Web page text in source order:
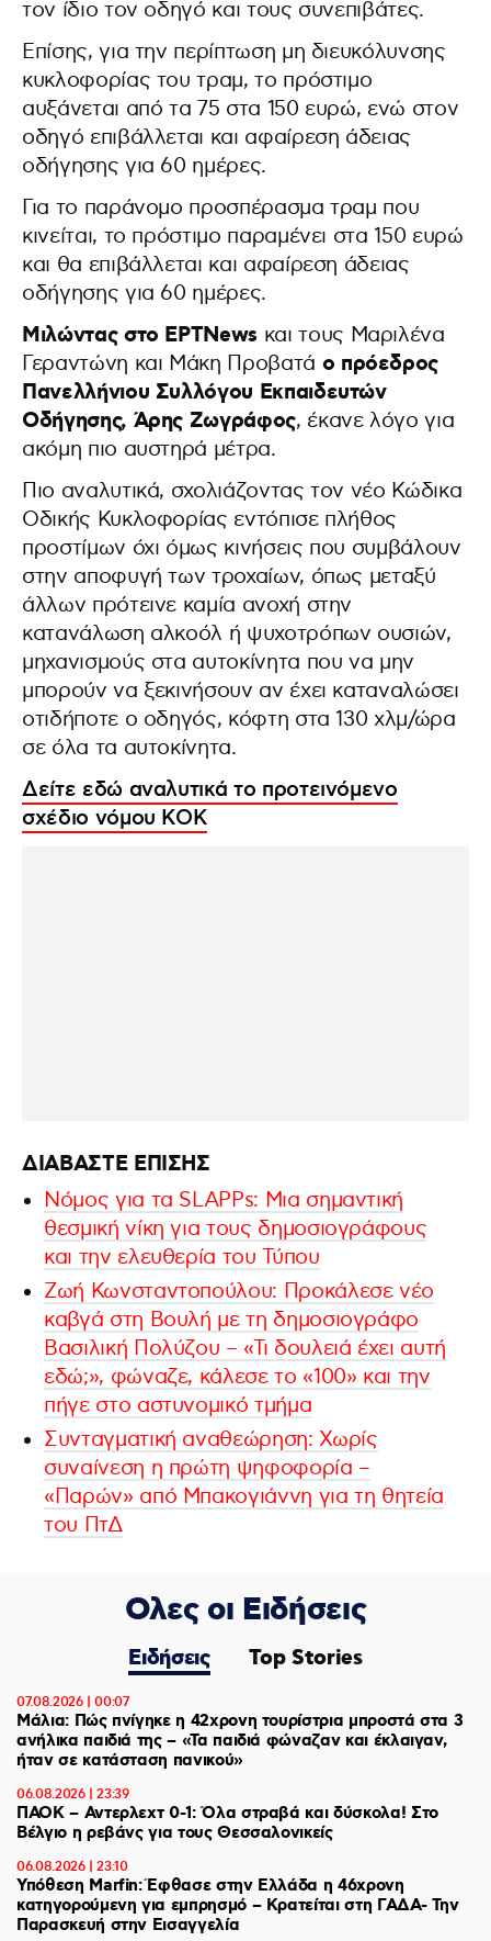
τον ίδιο τον οδηγό και τους συνεπιβάτες.
Επίσης, για την περίπτωση μη διευκόλυνσης
κυκλοφορίας του τραμ, το πρόστιμο
αυξάνεται από τα 75 στα 150 ευρώ, ενώ στον
οδηγό επιβάλλεται και αφαίρεση άδειας
οδήγησης για 60 ημέρες.
Για το παράνομο προσπέρασμα τραμ που
κινείται, το πρόστιμο παραμένει στα 150 ευρώ
και θα επιβάλλεται και αφαίρεση άδειας
οδήγησης για 60 ημέρες.
Μιλώντας στο ΕΡΤNews και τους Μαριλένα
Γεραντώνη και Μάκη Προβατά ο πρόεδρος
Πανελλήνιου Συλλόγου Εκπαιδευτών
Οδήγησης, Άρης Ζωγράφος, έκανε λόγο για
ακόμη πιο αυστηρά μέτρα.
Πιο αναλυτικά, σχολιάζοντας τον νέο Κώδικα
Οδικής Κυκλοφορίας εντόπισε πλήθος
προστίμων όχι όμως κινήσεις που συμβάλουν
στην αποφυγή των τροχαίων, όπως μεταξύ
άλλων πρότεινε καμία ανοχή στην
κατανάλωση αλκοόλ ή ψυχοτρόπων ουσιών,
μηχανισμούς στα αυτοκίνητα που να μην
μπορούν να ξεκινήσουν αν έχει καταναλώσει
οτιδήποτε ο οδηγός, κόφτη στα 130 χλμ/ώρα
σε όλα τα αυτοκίνητα.
Δείτε εδώ αναλυτικά το προτεινόμενο
σχέδιο νόμου ΚΟΚ
ΔΙΑΒΑΣΤΕ ΕΠΙΣΗΣ
Νόμος για τα SLAPPs: Μια σημαντική
θεσμική νίκη για τους δημοσιογράφους
και την ελευθερία του Τύπου
Ζωή Κωνσταντοπούλου: Προκάλεσε νέο
καβγά στη Βουλή με τη δημοσιογράφο
Βασιλική Πολύζου – «Τι δουλειά έχει αυτή
εδώ;», φώναζε, κάλεσε το «100» και την
πήγε στο αστυνομικό τμήμα
Συνταγματική αναθεώρηση: Χωρίς
συναίνεση η πρώτη ψηφοφορία –
«Παρών» από Μπακογιάννη για τη θητεία
του ΠτΔ
Ολες οι Ειδήσεις
Ειδήσεις Top Stories
07.08.2026 | 00:07
Μάλια: Πώς πνίγηκε η 42χρονη τουρίστρια μπροστά στα 3
ανήλικα παιδιά της – «Τα παιδιά φώναζαν και έκλαιγαν,
ήταν σε κατάσταση πανικού»
06.08.2026 | 23:39
ΠΑΟΚ – Αντερλεχτ 0-1: Όλα στραβά και δύσκολα! Στο
Βέλγιο η ρεβάνς για τους Θεσσαλονικείς
06.08.2026 | 23:10
Υπόθεση Marfin: Έφθασε στην Ελλάδα η 46χρονη
κατηγορούμενη για εμπρησμό – Κρατείται στη ΓΑΔΑ- Την
Παρασκευή στην Εισαγγελία